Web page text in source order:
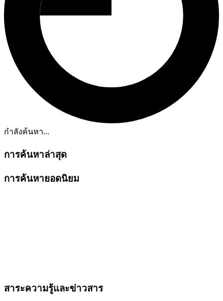
กำลังค้นหา...
การค้นหาล่าสุด
การค้นหายอดนิยม
สาระความรู้และข่าวสาร